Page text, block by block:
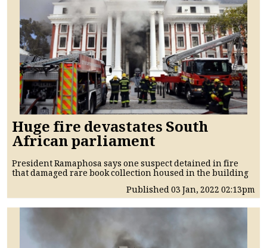
Huge fire devastates South
African parliament
President Ramaphosa says one suspect detained in fire
that damaged rare book collection housed in the building
Published03 Jan, 202202:13pm